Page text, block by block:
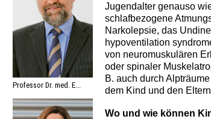
Professor Dr. med. E...
Jugendalter genauso
schlafbezogene
Narkolepsie, das
hypoventilation
von neuromuskulären
oder spinaler
B. auch durch
dem Kind und den
Wo und wie können